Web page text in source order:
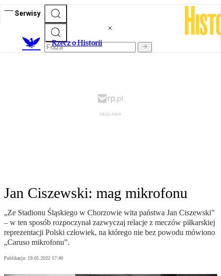
Serwisy
Rzecz o Historii
Jan Ciszewski: mag mikrofonu
„Ze Stadionu Śląskiego w Chorzowie wita państwa Jan Ciszewski”
– w ten sposób rozpoczynał zazwyczaj relacje z meczów piłkarskiej
reprezentacji Polski człowiek, na którego nie bez powodu mówiono
„Caruso mikrofonu”.
Publikacja: 19.05.2022 17:40